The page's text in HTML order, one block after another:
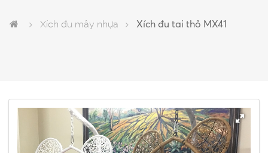
Xích đu mây nhựa Xích đu tai thỏ MX41